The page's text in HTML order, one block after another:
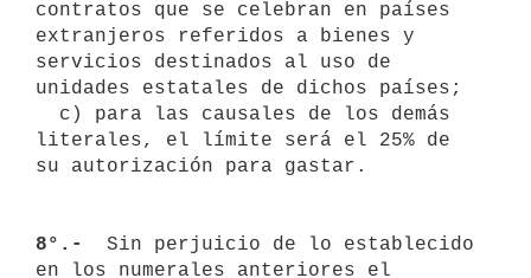
contratos que se celebran en países
extranjeros referidos a bienes y
servicios destinados al uso de
unidades estatales de dichos países;
literales, el límite será el 25% de
su autorización para gastar.
8°.-
Sin perjuicio de lo establecido
en los numerales anteriores el